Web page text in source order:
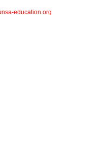
education.org